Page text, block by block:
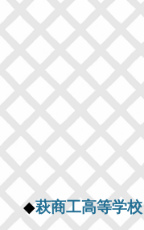
◆萩商工高等学校